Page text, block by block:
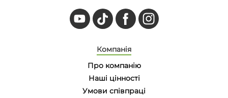
Компанія
Про компанію
Наші цінності
Умови співпраці